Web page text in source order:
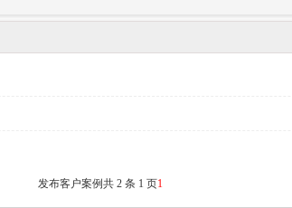
发布客户案例共 2 条 1 页1